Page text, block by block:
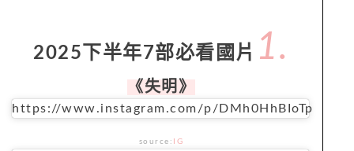
2025下半年7部必看國片 1.
《失明》
https://www.instagram.com/p/DMh0HhBIoTp
source: IG